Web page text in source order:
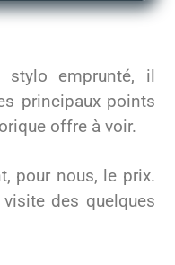
emprunté, il
principaux points
offre à voir.
pour nous, le prix.
des quelques